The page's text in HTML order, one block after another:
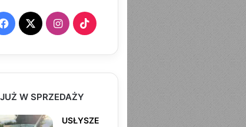
F
c
e
b
X
I
s
t
a
T
k
o
JUŻ W SPRZEDAŻY
USŁYSZE